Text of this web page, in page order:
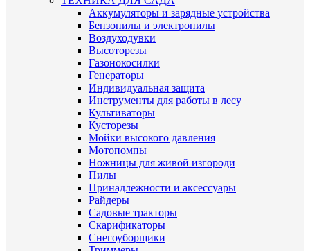
Аккумуляторы и зарядные устройства
Бензопилы и электропилы
Воздуходувки
Высоторезы
Газонокосилки
Генераторы
Индивидуальная защита
Инструменты для работы в лесу
Культиваторы
Кусторезы
Мойки высокого давления
Мотопомпы
Ножницы для живой изгороди
Пилы
Принадлежности и аксессуары
Райдеры
Садовые тракторы
Скарификаторы
Снегоуборщики